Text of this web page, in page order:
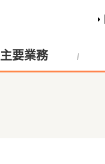
主要業務